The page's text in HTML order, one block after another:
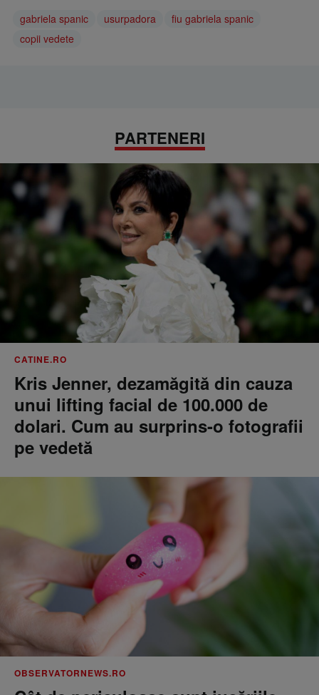
gabriela spanic
usurpadora
fiu gabriela spanic
copii vedete
PARTENERI
CATINE.RO
Kris Jenner, dezamăgită din cauza
unui lifting facial de 100.000 de
dolari. Cum au surprins-o fotografii
pe vedetă
OBSERVATORNEWS.RO